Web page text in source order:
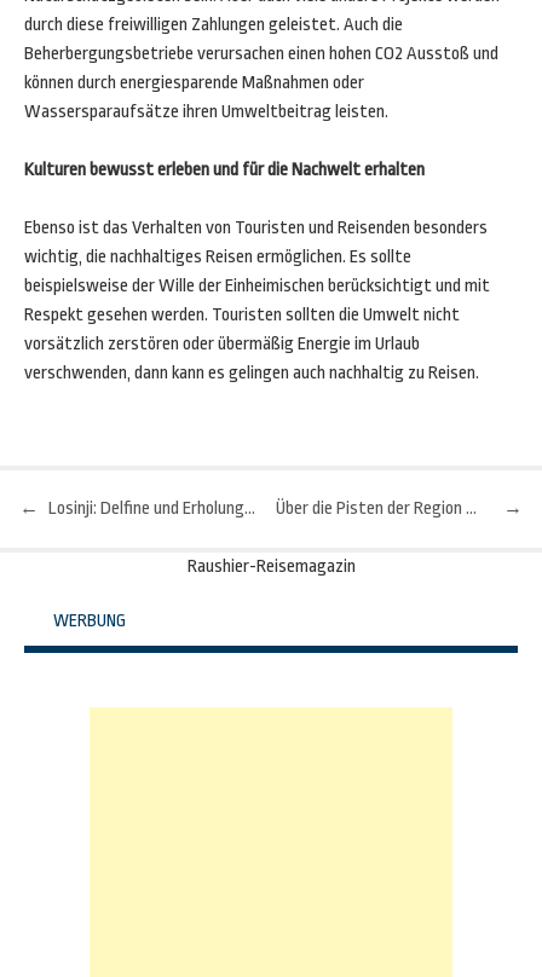
durch diese freiwilligen Zahlungen geleistet. Auch die
Beherbergungsbetriebe verursachen einen hohen CO2 Ausstoß und
können durch energiesparende Maßnahmen oder
Wassersparaufsätze ihren Umweltbeitrag leisten.
Kulturen bewusst erleben und für die Nachwelt erhalten
Ebenso ist das Verhalten von Touristen und Reisenden besonders
wichtig, die nachhaltiges Reisen ermöglichen. Es sollte
beispielsweise der Wille der Einheimischen berücksichtigt und mit
Respekt gesehen werden. Touristen sollten die Umwelt nicht
vorsätzlich zerstören oder übermäßig Energie im Urlaub
verschwenden, dann kann es gelingen auch nachhaltig zu Reisen.
Beitragsnavigation
← Losinji: Delfine und Erholung vor Kroatien in Sicht →
Über die Pisten der Region Serfaus-Fiss-Ladis schweben
Raushier-Reisemagazin
WERBUNG